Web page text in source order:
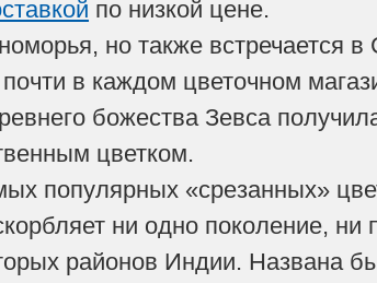
по низкой цене.
но также встречается
в каждом цветочном
божества Зевса
цветком.
популярных «срезанных»
ни одно поколение,
районов Индии. Названа